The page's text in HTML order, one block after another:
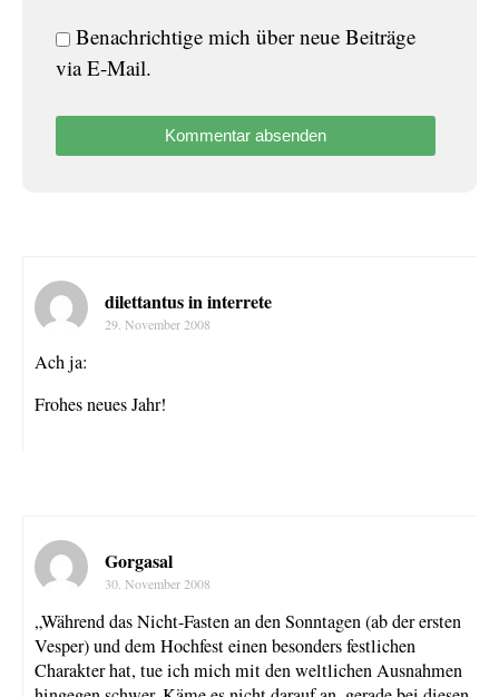
Benachrichtige mich über neue Beiträge
via E-Mail.
dilettantus in interrete
29. November 2008
Ach ja:
Frohes neues Jahr!
Gorgasal
30. November 2008
„Während das Nicht-Fasten an den Sonntagen (ab der ersten
Vesper) und dem Hochfest einen besonders festlichen
Charakter hat, tue ich mich mit den weltlichen Ausnahmen